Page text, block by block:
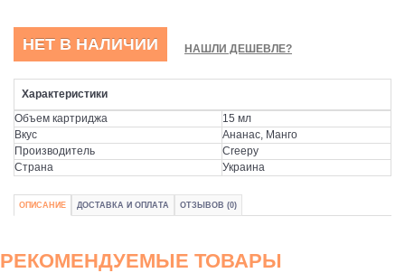
НЕТ В НАЛИЧИИ НАШЛИ ДЕШЕВЛЕ?
Характеристики
Объем картриджа
15 мл
Вкус
Ананас, Манго
Производитель
Creepy
Страна
Украина
ОПИСАНИЕ ДОСТАВКА И ОПЛАТА ОТЗЫВОВ (0)
РЕКОМЕНДУЕМЫЕ ТОВАРЫ